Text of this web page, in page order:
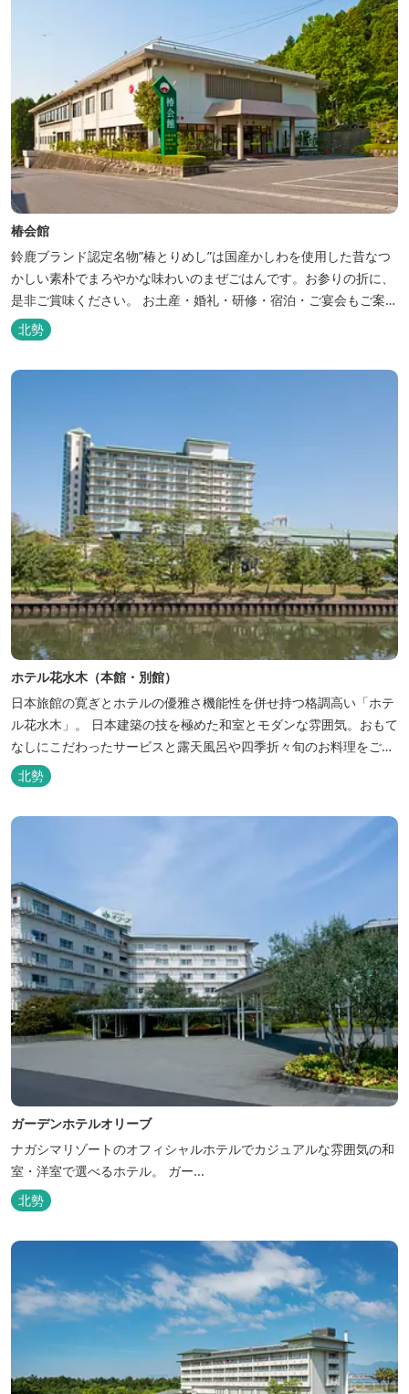
椿会館
鈴鹿ブランド認定名物”椿とりめし”は国産かしわを使用した昔なつ
かしい素朴でまろやかな味わいのまぜごはんです。お参りの折に、
是非ご賞味ください。 お土産・婚礼・研修・宿泊・ご宴会もご案内
しております。
北勢
ホテル花水木（本館・別館）
日本旅館の寛ぎとホテルの優雅さ機能性を併せ持つ格調高い「ホテ
ル花水木」。 日本建築の技を極めた和室とモダンな雰囲気。おもて
なしにこだわったサービスと露天風呂や四季折々旬のお料理をご満
喫いただけます。
北勢
ガーデンホテルオリーブ
ナガシマリゾートのオフィシャルホテルでカジュアルな雰囲気の和
室・洋室で選べるホテル。 ガー...
北勢